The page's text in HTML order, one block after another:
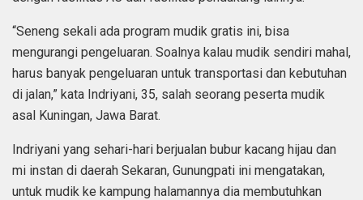
“Seneng sekali ada program mudik gratis ini, bisa
mengurangi pengeluaran. Soalnya kalau mudik sendiri mahal,
harus banyak pengeluaran untuk transportasi dan kebutuhan
di jalan,” kata Indriyani, 35, salah seorang peserta mudik
asal Kuningan, Jawa Barat.
Indriyani yang sehari-hari berjualan bubur kacang hijau dan
mi instan di daerah Sekaran, Gunungpati ini mengatakan,
untuk mudik ke kampung halamannya dia membutuhkan